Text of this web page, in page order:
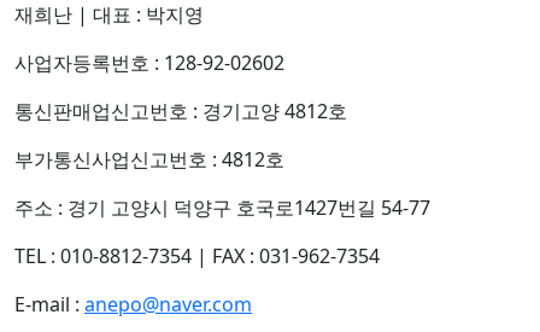
재희난 | 대표 : 박지영
사업자등록번호 : 128-92-02602
통신판매업신고번호 : 경기고양 4812호
부가통신사업신고번호 : 4812호
주소 : 경기 고양시 덕양구 호국로1427번길 54-77
TEL : 010-8812-7354 | FAX : 031-962-7354
E-mail : anepo@naver.com